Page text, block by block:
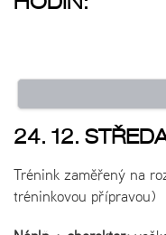
24. 12.
Trénink zaměřený na
tréninkovou přípravou)